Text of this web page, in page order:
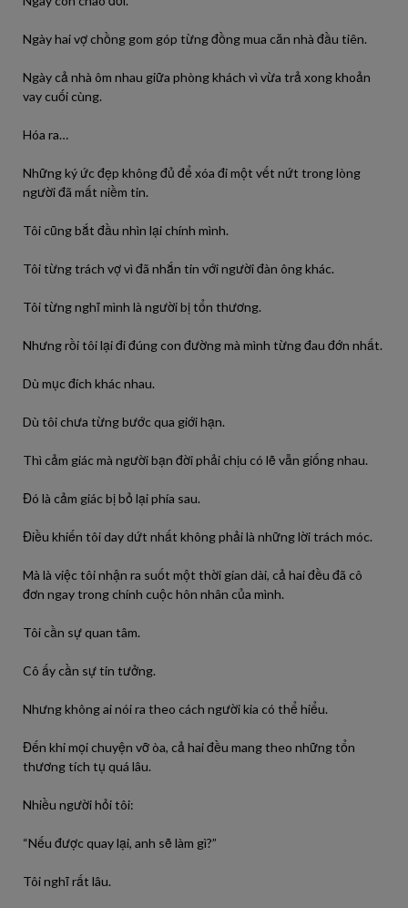
Ngày hai vợ chồng gom góp từng đồng mua căn nhà đầu tiên.
Ngày cả nhà ôm nhau giữa phòng khách vì vừa trả xong khoản
vay cuối cùng.
Hóa ra…
Những ký ức đẹp không đủ để xóa đi một vết nứt trong lòng
người đã mất niềm tin.
Tôi cũng bắt đầu nhìn lại chính mình.
Tôi từng trách vợ vì đã nhắn tin với người đàn ông khác.
Tôi từng nghĩ mình là người bị tổn thương.
Nhưng rồi tôi lại đi đúng con đường mà mình từng đau đớn nhất.
Dù mục đích khác nhau.
Dù tôi chưa từng bước qua giới hạn.
Thì cảm giác mà người bạn đời phải chịu có lẽ vẫn giống nhau.
Đó là cảm giác bị bỏ lại phía sau.
Điều khiến tôi day dứt nhất không phải là những lời trách móc.
Mà là việc tôi nhận ra suốt một thời gian dài, cả hai đều đã cô
đơn ngay trong chính cuộc hôn nhân của mình.
Tôi cần sự quan tâm.
Cô ấy cần sự tin tưởng.
Nhưng không ai nói ra theo cách người kia có thể hiểu.
Đến khi mọi chuyện vỡ òa, cả hai đều mang theo những tổn
thương tích tụ quá lâu.
Nhiều người hỏi tôi:
“Nếu được quay lại, anh sẽ làm gì?”
Tôi nghĩ rất lâu.